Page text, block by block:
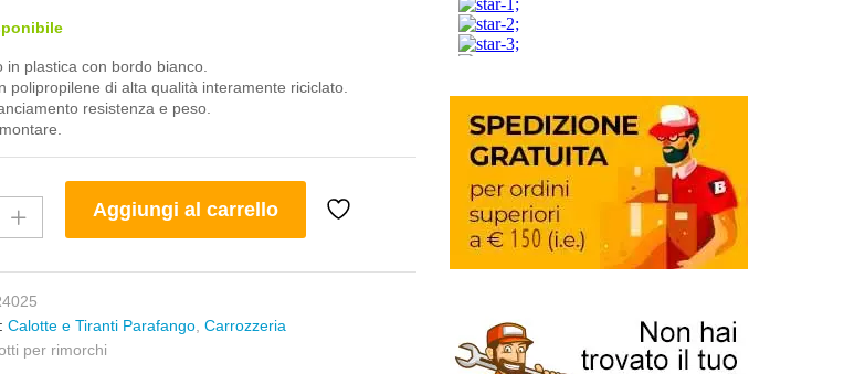
in plastica con bordo bianco.
polipropilene di alta qualità interamente riciclato.
resistenza e peso.
Aggiungi al carrello
Calotte e Tiranti Parafango ,Carrozzeria
per rimorchi